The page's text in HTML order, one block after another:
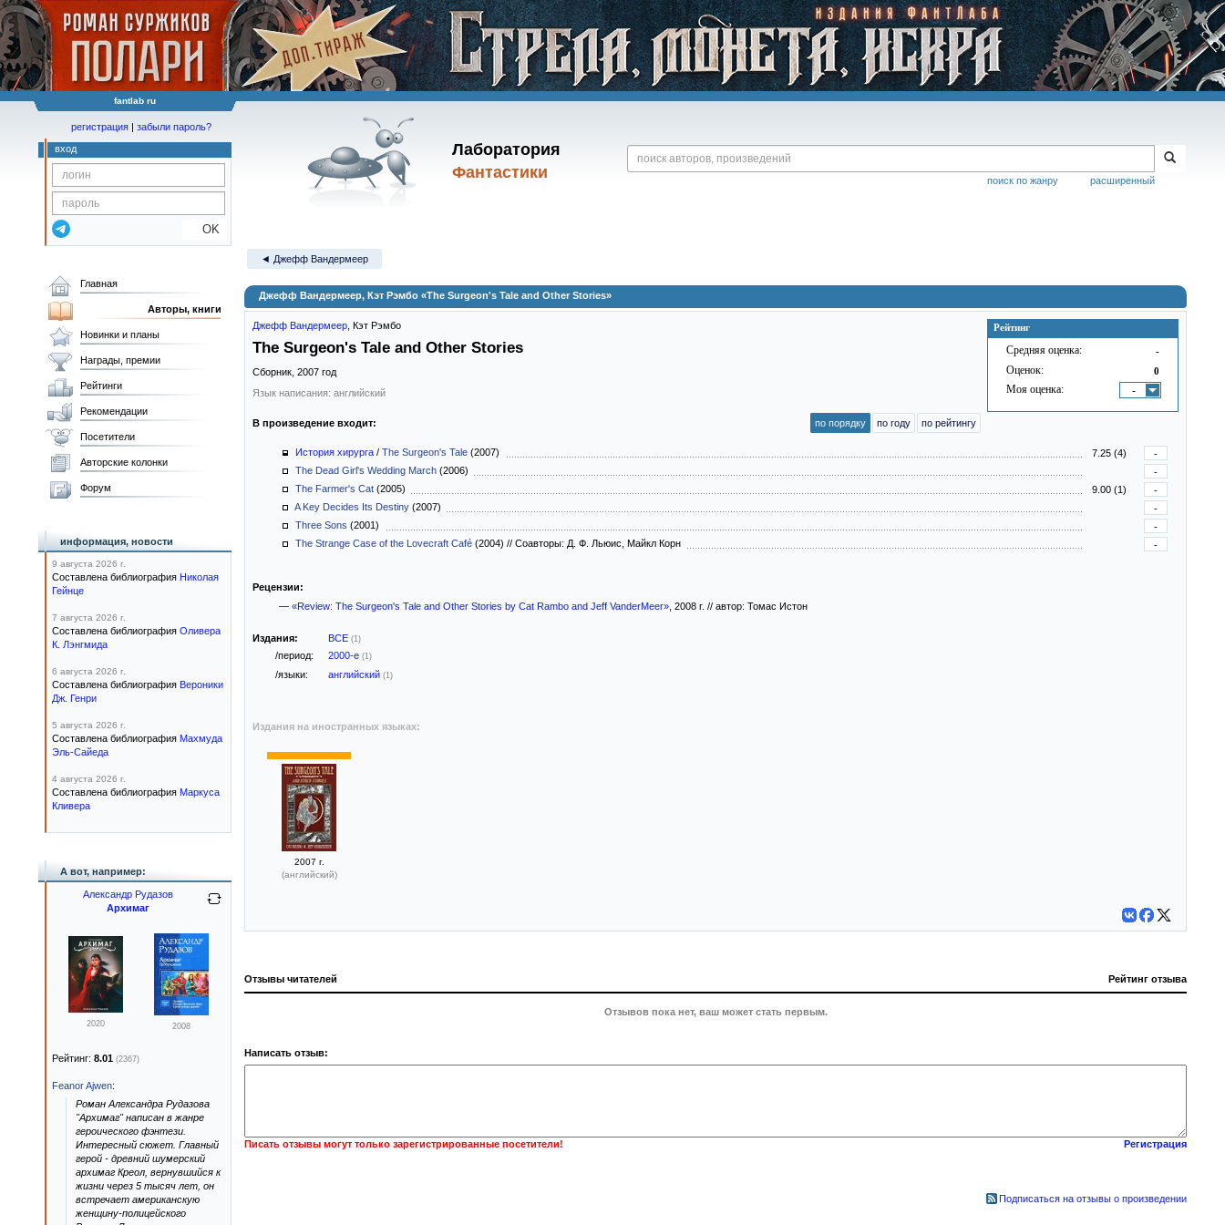
fantlab ru
Лаборатория
Фантастики
расширенный
поиск по жанру
регистрация | забыли пароль?
вход
OK
◄ Джефф Вандермеер
Джефф Вандермеер, Кэт Рэмбо «The Surgeon's Tale and Other Stories»
Рейтинг
Средняя оценка: -
Оценок: 0
Моя оценка: -
Джефф Вандермеер Кэт Рэмбо
The Surgeon's Tale and Other Stories
Сборник, 2007 год
Язык написания: английский
В произведение входит: по порядку по году по рейтингу
История хирурга / The Surgeon's Tale (2007) 7.25 (4)
-
The Dead Girl's Wedding March (2006)
-
The Farmer's Cat (2005) 9.00 (1)
-
A Key Decides Its Destiny (2007)
-
Three Sons (2001)
-
The Strange Case of the Lovecraft Café (2004) // Соавторы: Д. Ф. Льюис, Майкл Корн -
Рецензии:
— «Review: The Surgeon's Tale and Other Stories by Cat Rambo and Jeff VanderMeer», 2008 г. // автор: Томас Истон
Издания: ВСЕ (1)
/период: 2000-е (1)
/языки: английский (1)
Издания на иностранных языках:
2007 г.
(английский)
Отзывы читателей Рейтинг отзыва
Отзывов пока нет, ваш может стать первым.
Написать отзыв:
Писать отзывы могут только зарегистрированные посетители! Регистрация
Подписаться на отзывы о произведении
Главная
Авторы, книги
Новинки и планы
Награды, премии
Рейтинги
Рекомендации
Посетители
Авторские колонки
Форум
информация, новости
9 августа 2026 г.
Составлена библиография Николая
Гейнце
7 августа 2026 г.
Составлена библиография Оливера
К. Лэнгмида
6 августа 2026 г.
Составлена библиография Вероники
Дж. Генри
5 августа 2026 г.
Составлена библиография Махмуда
Эль-Сайеда
4 августа 2026 г.
Составлена библиография Маркуса
Кливера
А вот, например:
Александр Рудазов
Архимаг
2020 2008
Рейтинг: 8.01 (2367)
Feanor Ajwen:
Роман Александра Рудазова
"Архимаг" написан в жанре
героического фэнтези.
Интересный сюжет. Главный
герой - древний шумерский
архимаг Креол, вернувшийся к
жизни через 5 тысяч лет, он
встречает американскую
женщину-полицейского